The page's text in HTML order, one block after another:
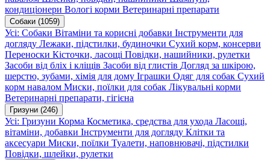
кондиціонери Вологі корми Ветеринарні препарати
Собаки (1059)
Усі: Собаки Вітаміни та корисні добавки Інструменти для
догляду Лежаки, підстилки, будиночки Сухий корм, консерви
Переноски Кісточки, ласощі Повідки, нашийники, рулетки
Засоби від бліх і кліщів Засоби від глистів Догляд за шкірою,
шерстю, зубами, хімія для дому Іграшки Одяг для собак Сухий
корм навалом Миски, поїлки для собак Лікувальні корми
Ветеринарні препарати, гігієна
Гризуни (246)
Усі: Гризуни Корма Косметика, средства для ухода Ласощі,
вітаміни, добавки Інструменти для догляду Клітки та
аксесуари Миски, поїлки Туалети, наповнювачі, підстилки
Повідки, шлейки, рулетки